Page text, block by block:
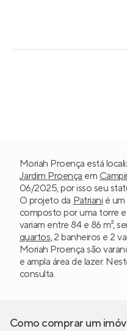
Moriah Proença está
Jardim Proença em
06/2025, por isso seu
O projeto da Patriani é
composto por uma torre e
variam entre 84 e 86 m²,
quartos, 2 banheiros e 2
Moriah Proença são
e ampla área de lazer.
consulta.
Como comprar um